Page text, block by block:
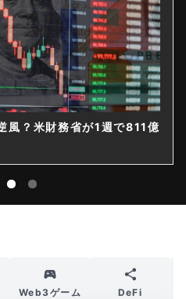
風？米財務省が1週で811億
Web3ゲーム DeFi